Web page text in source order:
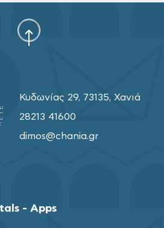
Κυδωνίας 29, 73135, Χανιά
28213 41600
dimos@chania.gr
- Apps